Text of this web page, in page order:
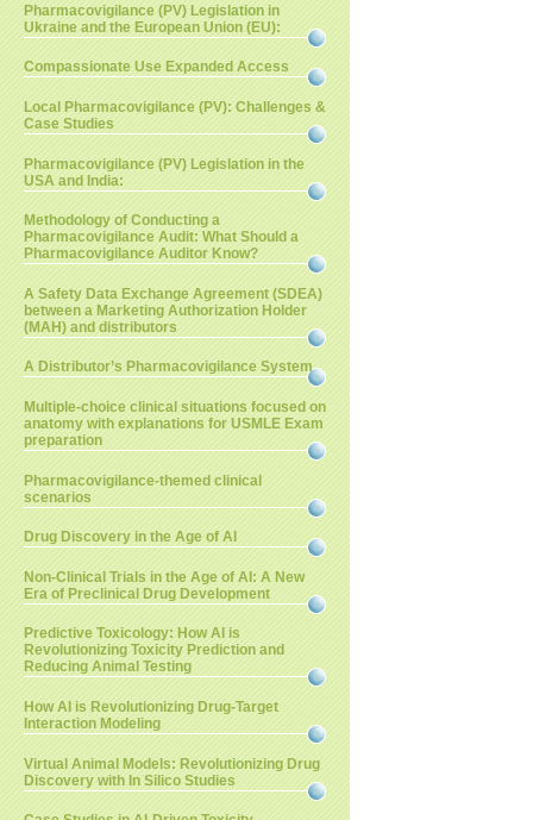
Pharmacovigilance (PV) Legislation in
Ukraine and the European Union (EU):
Compassionate Use Expanded Access
Local Pharmacovigilance (PV): Challenges &
Case Studies
Pharmacovigilance (PV) Legislation in the
USA and India:
Methodology of Conducting a
Pharmacovigilance Audit: What Should a
Pharmacovigilance Auditor Know?
A Safety Data Exchange Agreement (SDEA)
between a Marketing Authorization Holder
(MAH) and distributors
A Distributor’s Pharmacovigilance System
Multiple-choice clinical situations focused on
anatomy with explanations for USMLE Exam
preparation
Pharmacovigilance-themed clinical
scenarios
Drug Discovery in the Age of AI
Non-Clinical Trials in the Age of AI: A New
Era of Preclinical Drug Development
Predictive Toxicology: How AI is
Revolutionizing Toxicity Prediction and
Reducing Animal Testing
How AI is Revolutionizing Drug-Target
Interaction Modeling
Virtual Animal Models: Revolutionizing Drug
Discovery with In Silico Studies